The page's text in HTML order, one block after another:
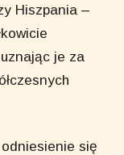
Hiszpania –
je za
się